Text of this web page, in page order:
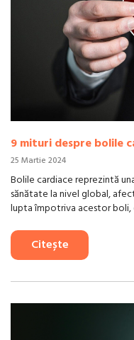
9 mituri despre bolile
25 Martie 2024
Bolile cardiace reprezintă
sănătate la nivel global,
lupta împotriva acestor boli,
Citește